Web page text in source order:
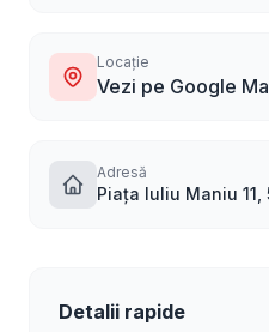
Locație
Vezi pe Google
Adresă
Piața Iuliu Maniu 11,
Detalii rapide